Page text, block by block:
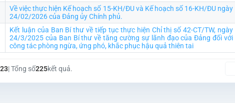
Về việc thực hiện Kế hoạch số 15-KH/ĐU và Kế hoạch số 16-KH/ĐU ngày
24/02/2026 của Đảng ủy Chính phủ.
Kết luận của Ban Bí thư về tiếp tục thực hiện Chỉ thị số 42-CT/TW, ngày
24/3/2025 của Ban Bí thư về tăng cường sự lãnh đạo của Đảng đối với
công tác phòng ngừa, ứng phó, khắc phục hậu quả thiên tai
23| Tổng số225kết quả.